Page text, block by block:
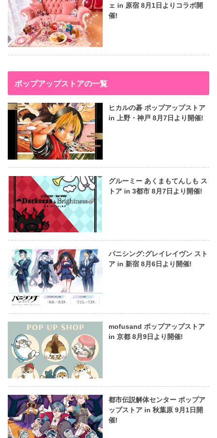
ェ in 原宿 8月1日よりコラボ開
催!
ポップアップストアの一覧
ヒカルの碁 ポップアップストア
in 上野・神戸 8月7日より開催!
グルーミー あくまもてんしも ス
トア in 3都市 8月7日より開催!
パニシング:グレイレイヴン スト
ア in 新宿 8月6日より開催!
mofusand ポップアップストア
in 京都 8月9日より開催!
都市伝説解体センター ポップア
ップストア in 秋葉原 9月1日開
催!